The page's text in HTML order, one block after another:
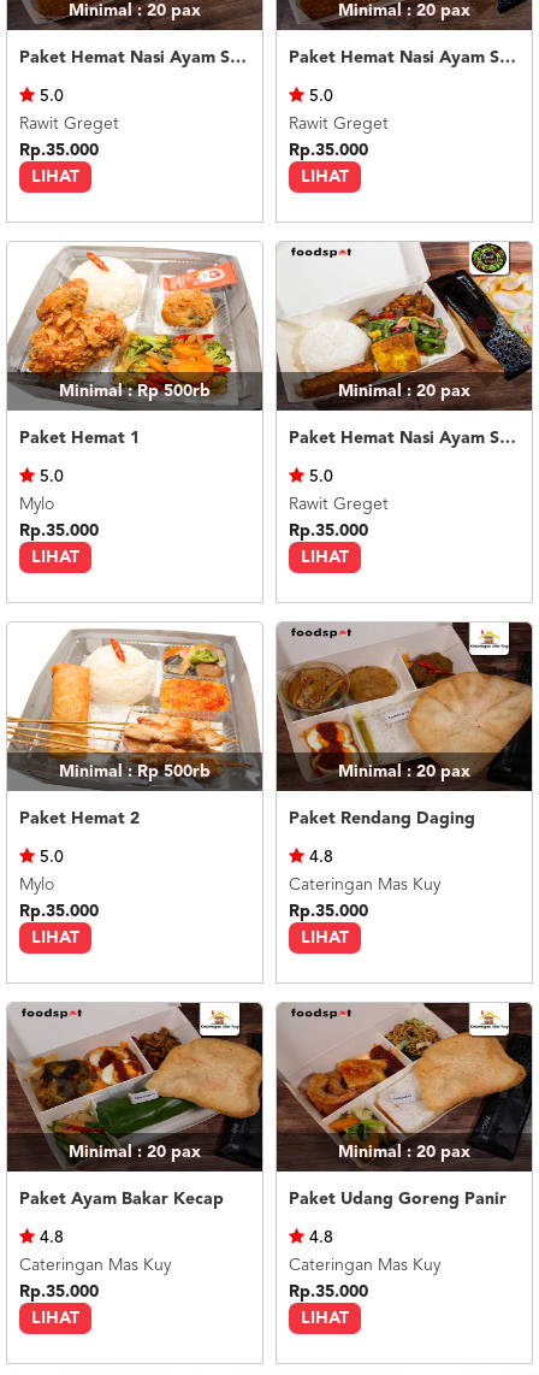
Minimal : 20pax
Paket Hemat Nasi Ayam Saus Bulgogi
LIHAT
5.0
Rawit Greget
Rp.35.000
Minimal : 20pax
Paket Hemat Nasi Ayam Sambal Mattah
LIHAT
5.0
Rawit Greget
Rp.35.000
Minimal : Rp 500rb
Paket Hemat 1
LIHAT
5.0
Mylo
Rp.35.000
Minimal : 20pax
Paket Hemat Nasi Ayam Sambal Korek
LIHAT
5.0
Rawit Greget
Rp.35.000
Minimal : Rp 500rb
Paket Hemat 2
LIHAT
5.0
Mylo
Rp.35.000
Minimal : 20pax
Paket Rendang Daging
LIHAT
4.8
Cateringan Mas Kuy
Rp.35.000
Minimal : 20pax
Paket Ayam Bakar Kecap
LIHAT
4.8
Cateringan Mas Kuy
Rp.35.000
Minimal : 20 pax
Paket Udang Goreng Panir
LIHAT
4.8
Cateringan Mas Kuy
Rp.35.000